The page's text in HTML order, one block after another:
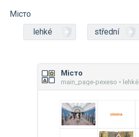
Місто
lehké
střední
Місто
main_page-pexeso • lehké